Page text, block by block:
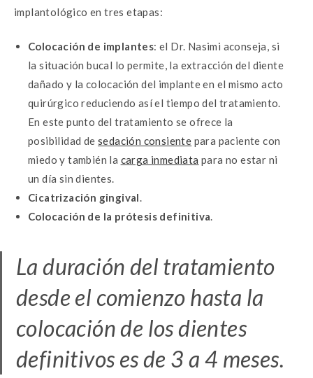
implantológico en tres etapas:
Colocación de implantes: el Dr. Nasimi aconseja, si
la situación bucal lo permite, la extracción del diente
dañado y la colocación del implante en el mismo acto
quirúrgico reduciendo así el tiempo del tratamiento.
En este punto del tratamiento se ofrece la
posibilidad desedación consiente para paciente con
miedo y también la carga inmediata para no estar ni
un día sin dientes.
Cicatrización gingival.
Colocación de la prótesis definitiva.
La duración del tratamiento
desde el comienzo hasta la
colocación de los dientes
definitivos es de 3 a 4 meses.